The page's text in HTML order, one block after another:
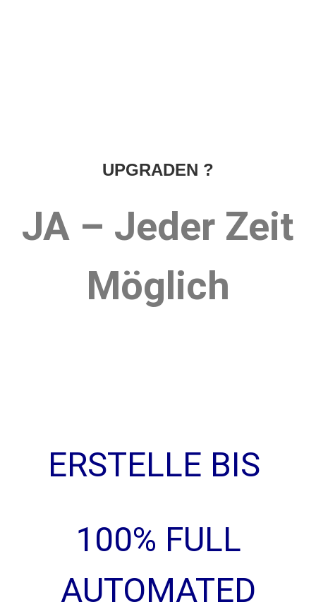
UPGRADEN ?
JA – Jeder Zeit
Möglich
ERSTELLE BIS
100% FULL
AUTOMATED